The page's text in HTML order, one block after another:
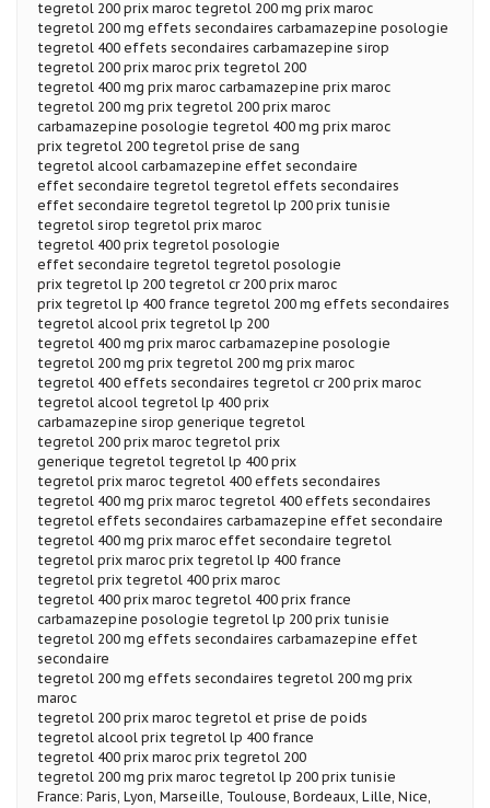
tegretol 200 prix maroc tegretol 200 mg prix maroc
tegretol 200 mg effets secondaires carbamazepine posologie
tegretol 400 effets secondaires carbamazepine sirop
tegretol 200 prix maroc prix tegretol 200
tegretol 400 mg prix maroc carbamazepine prix maroc
tegretol 200 mg prix tegretol 200 prix maroc
carbamazepine posologie tegretol 400 mg prix maroc
prix tegretol 200 tegretol prise de sang
tegretol alcool carbamazepine effet secondaire
effet secondaire tegretol tegretol effets secondaires
effet secondaire tegretol tegretol lp 200 prix tunisie
tegretol sirop tegretol prix maroc
tegretol 400 prix tegretol posologie
effet secondaire tegretol tegretol posologie
prix tegretol lp 200 tegretol cr 200 prix maroc
prix tegretol lp 400 france tegretol 200 mg effets secondaires
tegretol alcool prix tegretol lp 200
tegretol 400 mg prix maroc carbamazepine posologie
tegretol 200 mg prix tegretol 200 mg prix maroc
tegretol 400 effets secondaires tegretol cr 200 prix maroc
tegretol alcool tegretol lp 400 prix
carbamazepine sirop generique tegretol
tegretol 200 prix maroc tegretol prix
generique tegretol tegretol lp 400 prix
tegretol prix maroc tegretol 400 effets secondaires
tegretol 400 mg prix maroc tegretol 400 effets secondaires
tegretol effets secondaires carbamazepine effet secondaire
tegretol 400 mg prix maroc effet secondaire tegretol
tegretol prix maroc prix tegretol lp 400 france
tegretol prix tegretol 400 prix maroc
tegretol 400 prix maroc tegretol 400 prix france
carbamazepine posologie tegretol lp 200 prix tunisie
tegretol 200 mg effets secondaires carbamazepine effet
secondaire
tegretol 200 mg effets secondaires tegretol 200 mg prix
maroc
tegretol 200 prix maroc tegretol et prise de poids
tegretol alcool prix tegretol lp 400 france
tegretol 400 prix maroc prix tegretol 200
tegretol 200 mg prix maroc tegretol lp 200 prix tunisie
France: Paris, Lyon, Marseille, Toulouse, Bordeaux, Lille, Nice,